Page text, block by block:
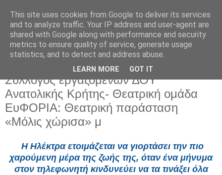
Τρίτη 1 Ιουλίου 2025
Σύλλογος εργαζομένων ΔΟY
Ανατολικής Κρήτης- Θεατρική ομάδα
ΕυΦΟΡΙΑ: Θεατρική παράσταση
«Μόλις χώρισα» μ
Η Ηλέκτρα ετοιμάζεται να γιορτάσει την πιο
χαρούμενη μέρα της ζωής της, όταν ένα μήνυμα
στον τηλεφωνητή κινδυνεύει να τα τινάξει όλα
This site uses cookies from Google to deliver its services
and to analyze traffic. Your IP address and user-agent are
shared with Google along with performance and security
metrics to ensure quality of service, generate usage
statistics, and to detect and address abuse.
LEARN MORE GOT IT